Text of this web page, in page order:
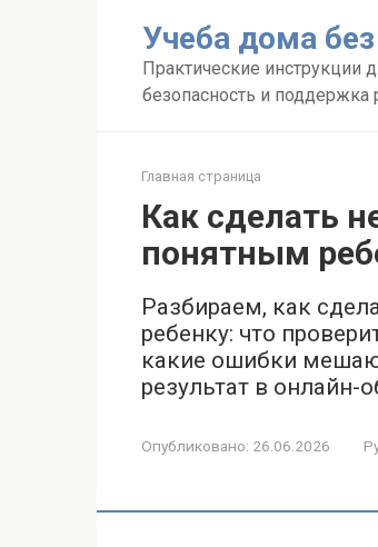
Учеба дома
Практические инструкции
безопасность и поддержка
Главная страница
Как сделать
понятным
Разбираем, как
ребенку: что
какие ошибки
результат в онлайн-
Опубликовано: 26.06.2026